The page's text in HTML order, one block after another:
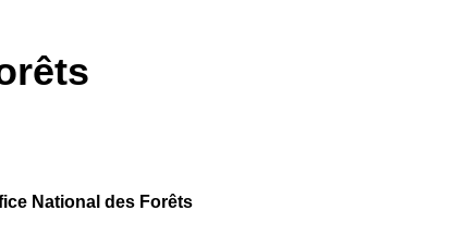
National des Forêts